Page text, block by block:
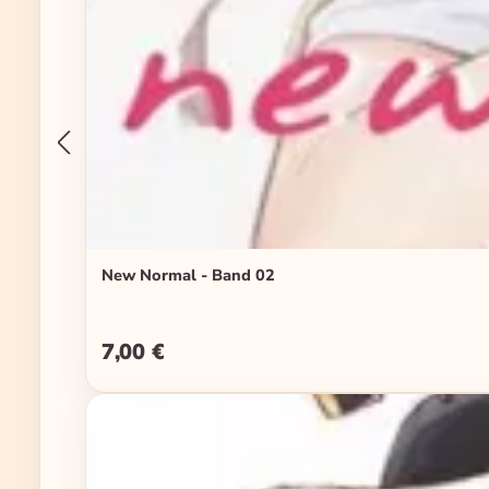
New Normal - Band 02
Regulärer Preis:
7,00 €